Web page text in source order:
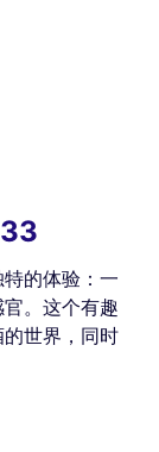
的体验：一
。这个有趣
世界，同时